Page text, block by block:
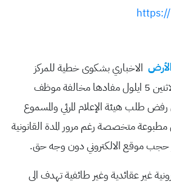
الاخباري بشكوى خطية للمركز
الوطني لحقوق الإنسان الاثنين 5 ايلول مفادها مخالفة موظف
طلب هيئة الإعلام المرئي والمسموع
متخصصة رغم مرور المدة القانونية
حجب موقع الالكتروني دون وجه حق.
غير عقائدية وغير طائفية تهدف الى